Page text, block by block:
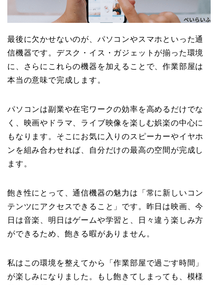
最後に欠かせないのが、パソコンやスマホといった通
信機器です。デスク・イス・ガジェットが揃った環境
に、さらにこれらの機器を加えることで、作業部屋は
本当の意味で完成します。
パソコンは副業や在宅ワークの効率を高めるだけでな
く、映画やドラマ、ライブ映像を楽しむ娯楽の中心に
もなります。そこにお気に入りのスピーカーやイヤホ
ンを組み合わせれば、自分だけの最高の空間が完成し
ます。
飽き性にとって、通信機器の魅力は「常に新しいコン
テンツにアクセスできること」です。昨日は映画、今
日は音楽、明日はゲームや学習と、日々違う楽しみ方
ができるため、飽きる暇がありません。
私はこの環境を整えてから「作業部屋で過ごす時間」
が楽しみになりました。もし飽きてしまっても、模様